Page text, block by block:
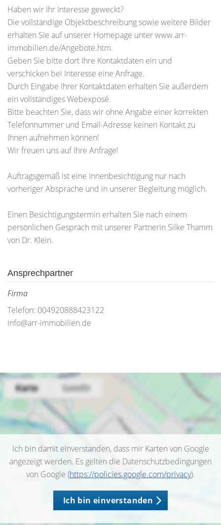
Haben wir Ihr Interesse geweckt?
Die vollständige Objektbeschreibung sowie weitere Bilder
erhalten Sie auf unserer Homepage unter www.arr-
immobilien.de/Angebote.htm.
Geben Sie bitte dort Ihre Kontaktdaten ein und
verschicken bei Interesse eine Anfrage.
Durch Eingabe Ihrer Kontaktdaten erhalten Sie außerdem
ein vollständiges Webexposé.
Bitte beachten Sie, dass wir ohne Angabe einer korrekten
Telefonnummer und Email-Adresse keinen Kontakt zu
Ihnen aufnehmen können!
Wir freuen uns auf Ihre Anfrage!
Auftragsgemäß ist eine Innenbesichtigung nur nach
vorheriger Absprache und in unserer Begleitung möglich.
Einen Besichtigungstermin erhalten Sie nach einem
persönlichen Gespräch mit unserer Partnerin Silke Thamm
von Dr. Klein.
Ansprechpartner
Firma
Telefon: 004920888423122
info@arr-immobilien.de
Ich bin damit einverstanden, dass mir Karten von Google
angezeigt werden. Es gelten die Datenschutzbedingungen
von Google (https://policies.google.com/privacy).
Ich bin einverstanden